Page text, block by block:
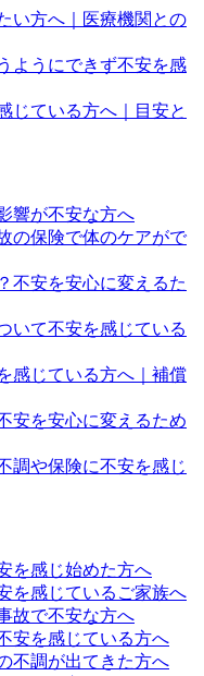
い方へ｜医療機関との
ようにできず不安を感
じている方へ｜目安と
響が不安な方へ
の保険で体のケアがで
不安を安心に変えるた
いて不安を感じている
感じている方へ｜補償
安を安心に変えるため
調や保険に不安を感じ
を感じ始めた方へ
を感じているご家族へ
故で不安な方へ
安を感じている方へ
不調が出てきた方へ